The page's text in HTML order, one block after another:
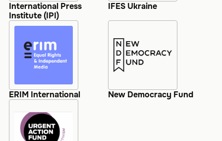
International Press
Institute (IPI)
IFES Ukraine
ERIM International New Democracy Fund